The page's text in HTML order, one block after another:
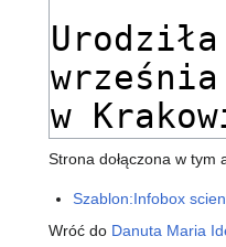
Strona dołączona w tym
Szablon:Infobox
Wróć do Danuta Maria